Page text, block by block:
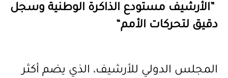
”الأرشيف مستودع الذاكرة الوطنية وسجل
دقيق لتحركات الأمم“
المجلس الدولي للأرشيف، الذي يضم أكثر